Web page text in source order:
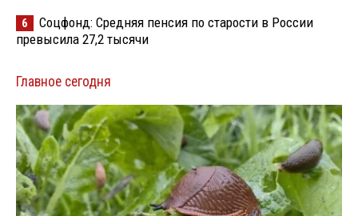
6
Соцфонд: Средняя пенсия по старости в России
превысила 27,2 тысячи
Главное сегодня